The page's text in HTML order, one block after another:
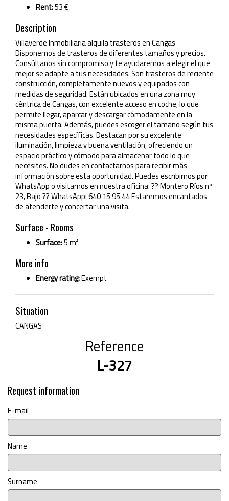
Rent:53 €
Description
Villaverde Inmobiliaria alquila trasteros en Cangas
Disponemos de trasteros de diferentes tamaños y precios.
Consúltanos sin compromiso y te ayudaremos a elegir el que
mejor se adapte a tus necesidades. Son trasteros de reciente
construcción, completamente nuevos y equipados con
medidas de seguridad. Están ubicados en una zona muy
céntrica de Cangas, con excelente acceso en coche, lo que
permite llegar, aparcar y descargar cómodamente en la
misma puerta. Además, puedes escoger el tamaño según tus
necesidades específicas. Destacan por su excelente
iluminación, limpieza y buena ventilación, ofreciendo un
espacio práctico y cómodo para almacenar todo lo que
necesites. No dudes en contactarnos para recibir más
información sobre esta oportunidad. Puedes escribirnos por
WhatsApp o visitarnos en nuestra oficina. ?? Montero Ríos nº
23, Bajo ?? WhatsApp: 640 15 95 44 Estaremos encantados
de atenderte y concertar una visita.
Surface - Rooms
Surface:5 m²
More info
Energy rating:Exempt
Situation
CANGAS
Reference
L-327
Request information
E-mail
Name
Surname